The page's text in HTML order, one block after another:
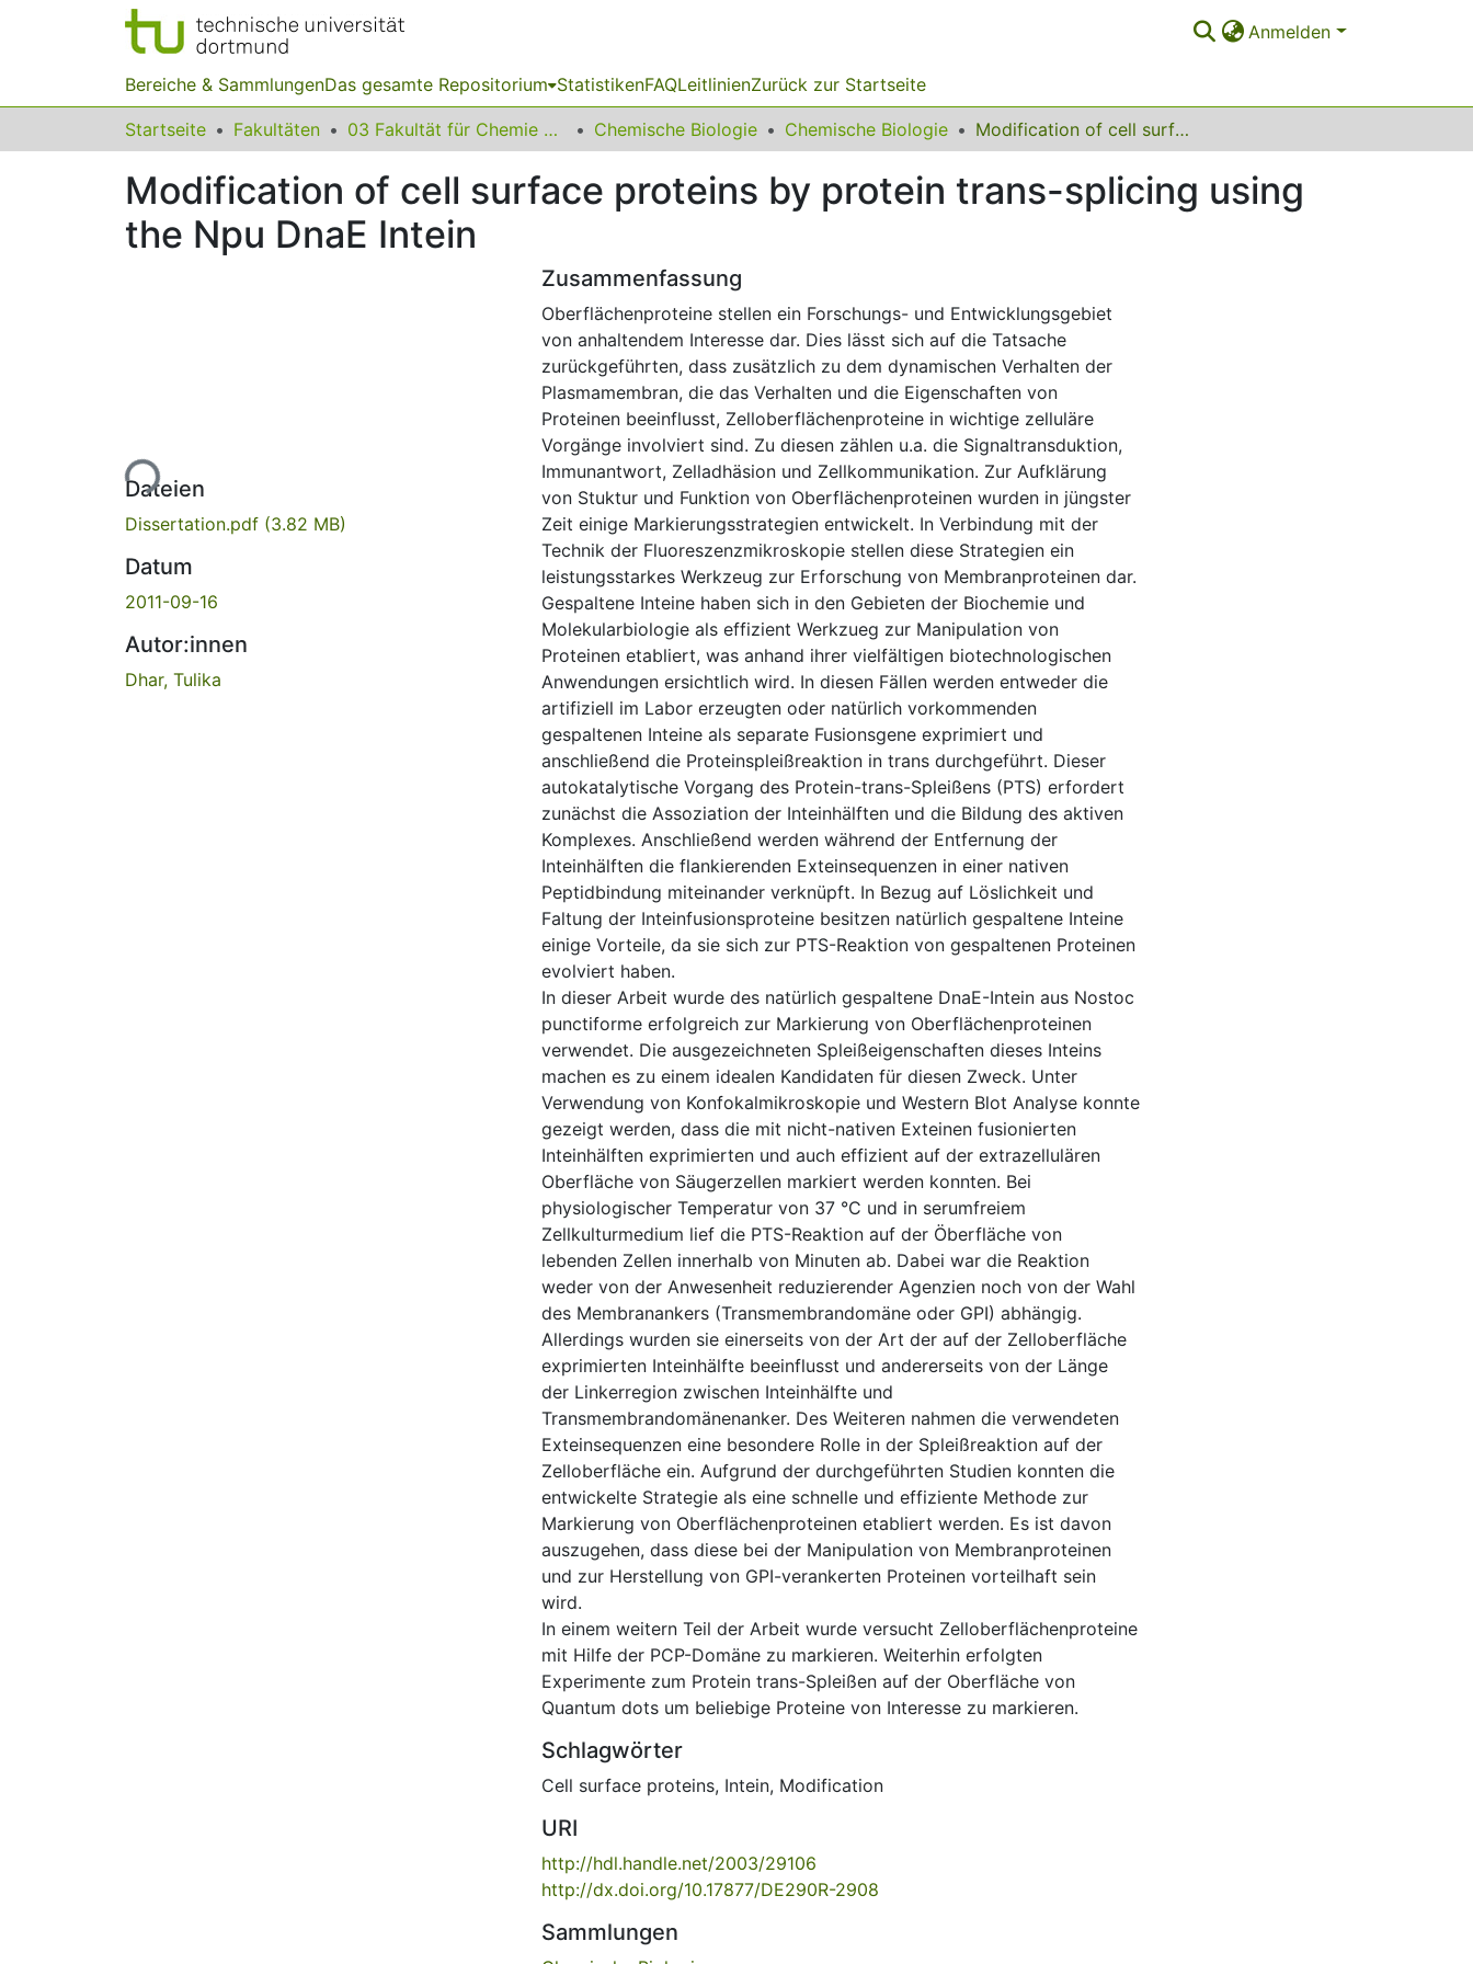
Anmelden
Bereiche & SammlungenDas gesamte Repositorium StatistikenFAQLeitlinienZurück zur Startseite
Startseite Fakultäten 03 Fakultät für Chemie und Chemische Biologie Chemische Biologie Chemische Biologie Modification of cell surface proteins by protein trans-splicing using the Npu DnaE Intein
Modification of cell surface proteins by protein trans-splicing using
the Npu DnaE Intein
Lade...
Dateien
Dissertation.pdf (3.82 MB)
Datum
2011-09-16
Autor:innen
Dhar, Tulika
Zusammenfassung
Oberflächenproteine stellen ein Forschungs- und Entwicklungsgebiet
von anhaltendem Interesse dar. Dies lässt sich auf die Tatsache
zurückgeführten, dass zusätzlich zu dem dynamischen Verhalten der
Plasmamembran, die das Verhalten und die Eigenschaften von
Proteinen beeinflusst, Zelloberflächenproteine in wichtige zelluläre
Vorgänge involviert sind. Zu diesen zählen u.a. die Signaltransduktion,
Immunantwort, Zelladhäsion und Zellkommunikation. Zur Aufklärung
von Stuktur und Funktion von Oberflächenproteinen wurden in jüngster
Zeit einige Markierungsstrategien entwickelt. In Verbindung mit der
Technik der Fluoreszenzmikroskopie stellen diese Strategien ein
leistungsstarkes Werkzeug zur Erforschung von Membranproteinen dar.
Gespaltene Inteine haben sich in den Gebieten der Biochemie und
Molekularbiologie als effizient Werkzueg zur Manipulation von
Proteinen etabliert, was anhand ihrer vielfältigen biotechnologischen
Anwendungen ersichtlich wird. In diesen Fällen werden entweder die
artifiziell im Labor erzeugten oder natürlich vorkommenden
gespaltenen Inteine als separate Fusionsgene exprimiert und
anschließend die Proteinspleißreaktion in trans durchgeführt. Dieser
autokatalytische Vorgang des Protein-trans-Spleißens (PTS) erfordert
zunächst die Assoziation der Inteinhälften und die Bildung des aktiven
Komplexes. Anschließend werden während der Entfernung der
Inteinhälften die flankierenden Exteinsequenzen in einer nativen
Peptidbindung miteinander verknüpft. In Bezug auf Löslichkeit und
Faltung der Inteinfusionsproteine besitzen natürlich gespaltene Inteine
einige Vorteile, da sie sich zur PTS-Reaktion von gespaltenen Proteinen
evolviert haben.
In dieser Arbeit wurde des natürlich gespaltene DnaE-Intein aus Nostoc
punctiforme erfolgreich zur Markierung von Oberflächenproteinen
verwendet. Die ausgezeichneten Spleißeigenschaften dieses Inteins
machen es zu einem idealen Kandidaten für diesen Zweck. Unter
Verwendung von Konfokalmikroskopie und Western Blot Analyse konnte
gezeigt werden, dass die mit nicht-nativen Exteinen fusionierten
Inteinhälften exprimierten und auch effizient auf der extrazellulären
Oberfläche von Säugerzellen markiert werden konnten. Bei
physiologischer Temperatur von 37 °C und in serumfreiem
Zellkulturmedium lief die PTS-Reaktion auf der Öberfläche von
lebenden Zellen innerhalb von Minuten ab. Dabei war die Reaktion
weder von der Anwesenheit reduzierender Agenzien noch von der Wahl
des Membranankers (Transmembrandomäne oder GPI) abhängig.
Allerdings wurden sie einerseits von der Art der auf der Zelloberfläche
exprimierten Inteinhälfte beeinflusst und andererseits von der Länge
der Linkerregion zwischen Inteinhälfte und
Transmembrandomänenanker. Des Weiteren nahmen die verwendeten
Exteinsequenzen eine besondere Rolle in der Spleißreaktion auf der
Zelloberfläche ein. Aufgrund der durchgeführten Studien konnten die
entwickelte Strategie als eine schnelle und effiziente Methode zur
Markierung von Oberflächenproteinen etabliert werden. Es ist davon
auszugehen, dass diese bei der Manipulation von Membranproteinen
und zur Herstellung von GPI-verankerten Proteinen vorteilhaft sein
wird.
In einem weitern Teil der Arbeit wurde versucht Zelloberflächenproteine
mit Hilfe der PCP-Domäne zu markieren. Weiterhin erfolgten
Experimente zum Protein trans-Spleißen auf der Oberfläche von
Quantum dots um beliebige Proteine von Interesse zu markieren.
Schlagwörter
Cell surface proteins, Intein, Modification
URI
http://hdl.handle.net/2003/29106
http://dx.doi.org/10.17877/DE290R-2908
Sammlungen